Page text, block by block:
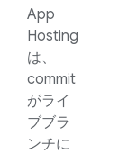
App
Hosting
は、
commit
がライ
ブブラ
ンチに